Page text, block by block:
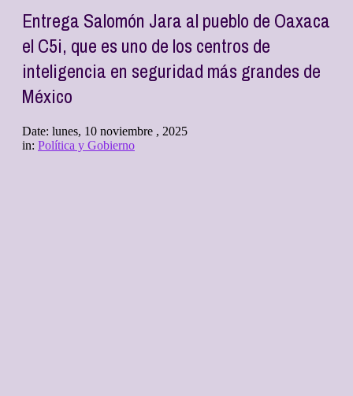
Entrega Salomón Jara al pueblo de Oaxaca
el C5i, que es uno de los centros de
inteligencia en seguridad más grandes de
México
Date: lunes, 10 noviembre , 2025
in: Política y Gobierno